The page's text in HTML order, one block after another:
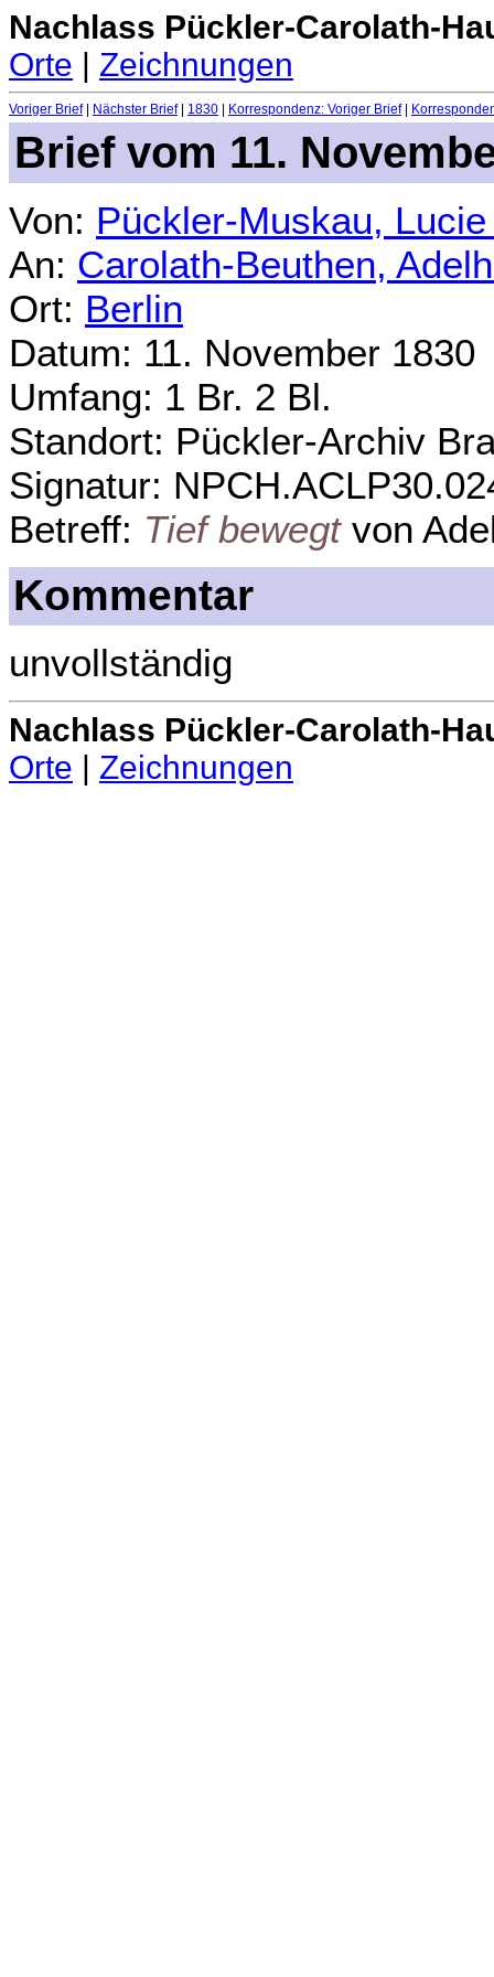
Nachlass Pückler-Carolath-
Orte | Zeichnungen
Voriger Brief| Nächster Brief| 1830 Korrespondenz: Voriger Brief|
Brief vom 11.
Von: Pückler-Muskau,
An: Carolath-Beuthen,
Ort: Berlin
Datum: 11. November 1830
Umfang: 1 Br. 2 Bl.
Standort: Pückler-Archiv
Signatur:
Betreff: Tief bewegtvon
Kommentar
unvollständig
Nachlass Pückler-Carolath-
Orte | Zeichnungen